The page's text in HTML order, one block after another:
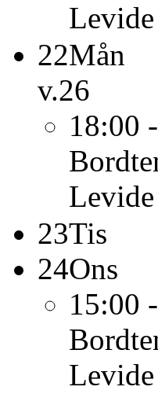
22Mån
v.26
18:00
23Tis
24Ons
15:00